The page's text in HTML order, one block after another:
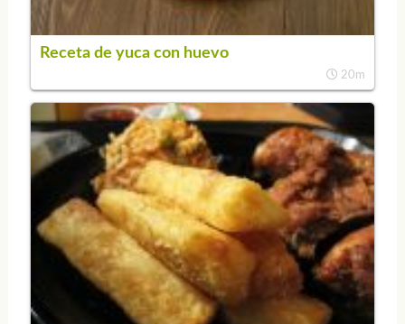
Receta de yuca con huevo
20m